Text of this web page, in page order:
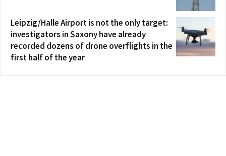
Leipzig/Halle Airport is not the only target:
investigators in Saxony have already
recorded dozens of drone overflights in the
first half of the year